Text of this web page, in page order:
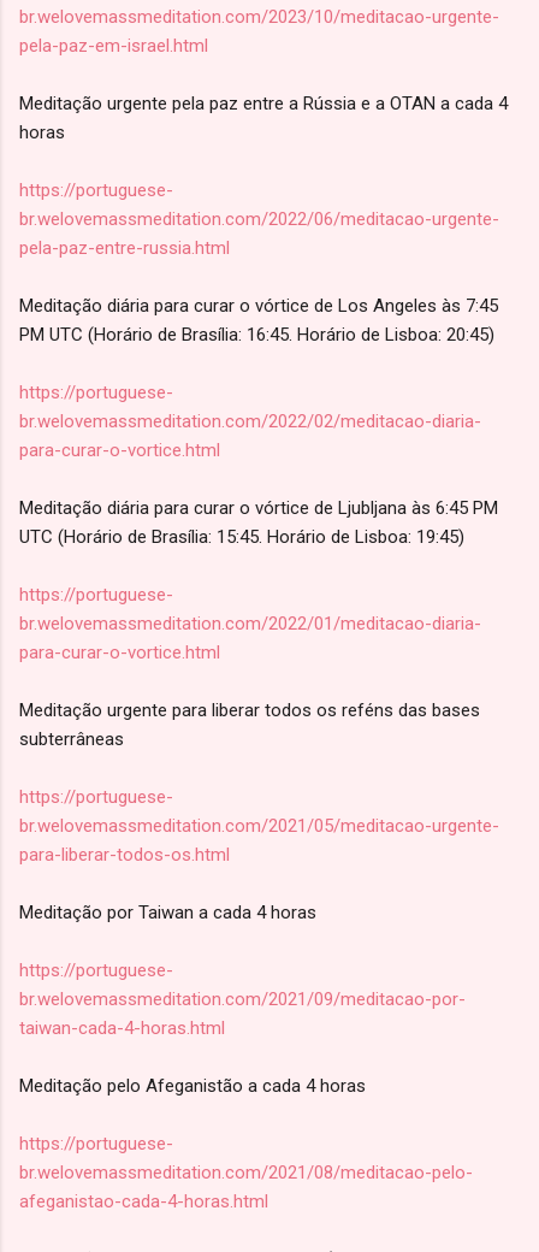
br.welovemassmeditation.com/2023/10/meditacao-urgente-
pela-paz-em-israel.html
Meditação urgente pela paz entre a Rússia e a OTAN a cada 4
horas
https://portuguese-
br.welovemassmeditation.com/2022/06/meditacao-urgente-
pela-paz-entre-russia.html
Meditação diária para curar o vórtice de Los Angeles às 7:45
PM UTC (Horário de Brasília: 16:45. Horário de Lisboa: 20:45)
https://portuguese-
br.welovemassmeditation.com/2022/02/meditacao-diaria-
para-curar-o-vortice.html
Meditação diária para curar o vórtice de Ljubljana às 6:45 PM
UTC (Horário de Brasília: 15:45. Horário de Lisboa: 19:45)
https://portuguese-
br.welovemassmeditation.com/2022/01/meditacao-diaria-
para-curar-o-vortice.html
Meditação urgente para liberar todos os reféns das bases
subterrâneas
https://portuguese-
br.welovemassmeditation.com/2021/05/meditacao-urgente-
para-liberar-todos-os.html
Meditação por Taiwan a cada 4 horas
https://portuguese-
br.welovemassmeditation.com/2021/09/meditacao-por-
taiwan-cada-4-horas.html
Meditação pelo Afeganistão a cada 4 horas
https://portuguese-
br.welovemassmeditation.com/2021/08/meditacao-pelo-
afeganistao-cada-4-horas.html